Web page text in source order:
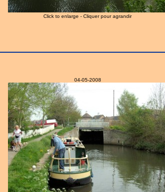
Click to enlarge - Cliquer pour agrandir
04-05-2008